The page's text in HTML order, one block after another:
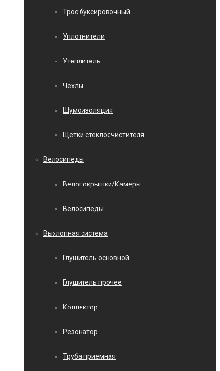
Трос буксировочный
Уплотнители
Утеплитель
Чехлы
Шумоизоляция
Щетки стеклоочистителя
Велосипеды
Велопокрышки/Камеры
Велосипеды
Выхлопная система
Глушитель основной
Глушитель прочее
Коллектор
Резонатор
Труба приемная